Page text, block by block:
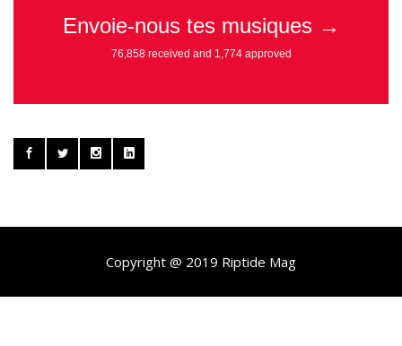
Copyright @ 2019 Riptide Mag